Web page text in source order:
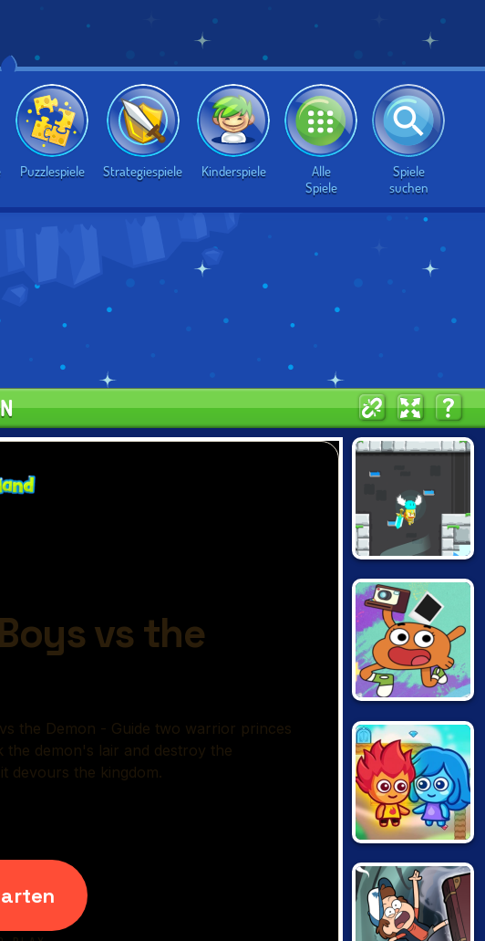
Puzzlespiele Strategiespiele Kinderspiele
Alle
Spiele
Spiele
suchen
HEARTS
DARWIN'S
YEARBOOK
WATERGIRL:
FAIRY TALES